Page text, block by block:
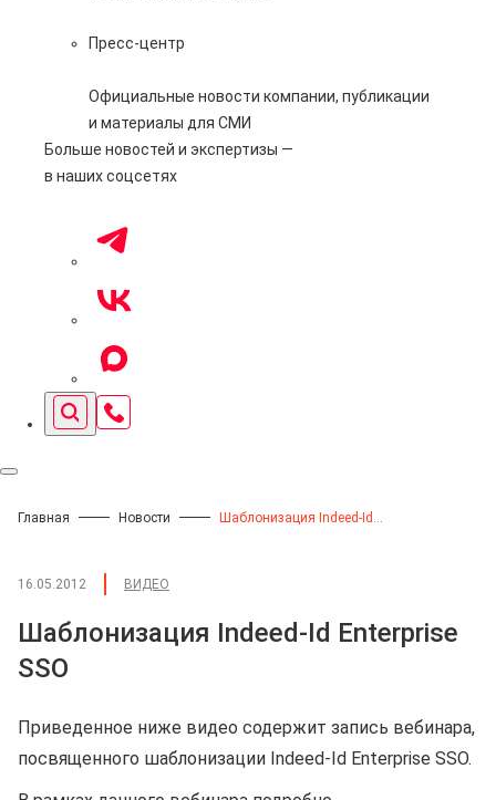
Пресс-центр
Официальные новости компании, публикации
и материалы для СМИ
Больше новостей и экспертизы —
в наших соцсетях
Главная Новости
16.05.2012 ВИДЕО
Шаблонизация Indeed-Id Enterprise
SSO
Приведенное ниже видео содержит запись вебинара,
посвященного шаблонизации Indeed-Id Enterprise SSO.